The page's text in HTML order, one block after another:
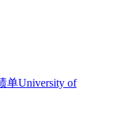
单University of